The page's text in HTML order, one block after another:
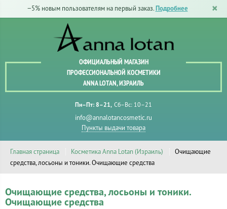
−5% новым пользователям на первый заказ. Подробнее
ОФИЦИАЛЬНЫЙ МАГАЗИН
ПРОФЕССИОНАЛЬНОЙ КОСМЕТИКИ
ANNA LOTAN, ИЗРАИЛЬ
Пн–Пт: 8–21 Сб–Вс: 10–21
info@annalotancosmetic.ru
Пункты выдачи товара
Главная страница Косметика Anna Lotan (Израиль)
Очищающие
средства, лосьоны и тоники. Очищающие средства
Очищающие средства, лосьоны и тоники.
Очищающие средства